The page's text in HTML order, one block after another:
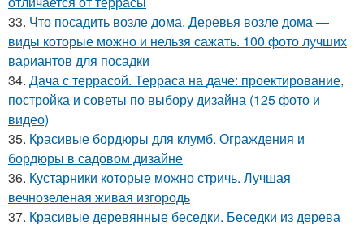
33. Что посадить возле дома. Деревья возле дома —
виды которые можно и нельзя сажать. 100 фото лучших
вариантов для посадки
34. Дача с террасой. Терраса на даче: проектирование,
постройка и советы по выбору дизайна (125 фото и
видео)
35. Красивые бордюры для клумб. Ограждения и
бордюры в садовом дизайне
36. Кустарники которые можно стричь. Лучшая
вечнозеленая живая изгородь
37. Красивые деревянные беседки. Беседки из дерева